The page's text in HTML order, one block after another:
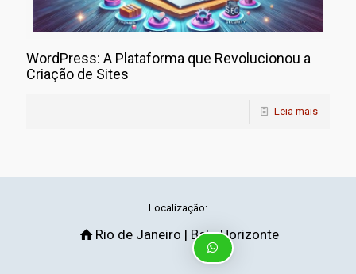
WordPress: A Plataforma que Revolucionou a
Criação de Sites
Leia mais
Localização:
Rio de Janeiro | Belo Horizonte